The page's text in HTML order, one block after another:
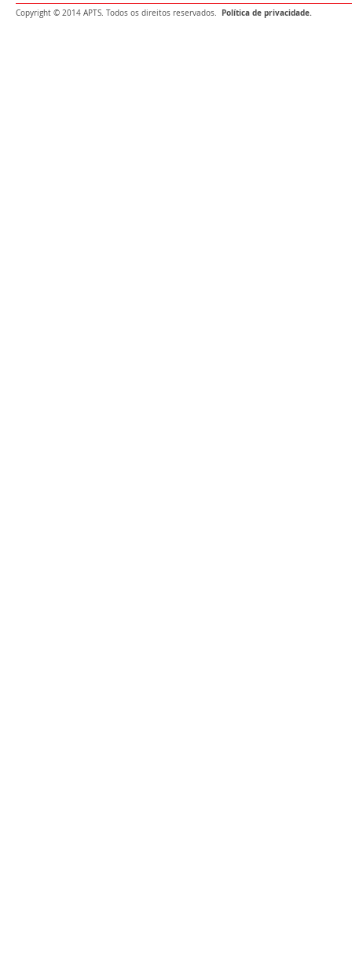
Copyright © 2014 APTS. Todos os direitos reservados. Política de privacidade.